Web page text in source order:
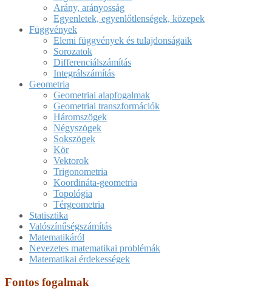
Arány, arányosság
Egyenletek, egyenlőtlenségek, közepek
Függvények
Elemi függvények és tulajdonságaik
Sorozatok
Differenciálszámítás
Integrálszámítás
Geometria
Geometriai alapfogalmak
Geometriai transzformációk
Háromszögek
Négyszögek
Sokszögek
Kör
Vektorok
Trigonometria
Koordináta-geometria
Topológia
Térgeometria
Statisztika
Valószínűségszámítás
Matematikáról
Nevezetes matematikai problémák
Matematikai érdekességek
Fontos fogalmak